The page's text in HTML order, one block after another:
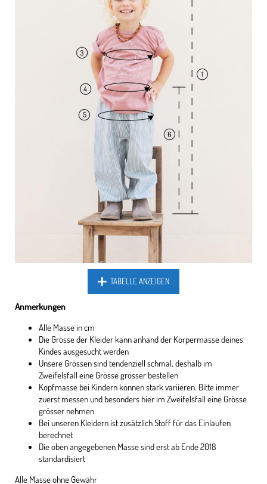
TABELLE ANZEIGEN
Anmerkungen
Alle Masse in cm
Die Grösse der Kleider kann anhand der Körpermasse deines
Kindes ausgesucht werden
Unsere Grössen sind tendenziell schmal, deshalb im
Zweifelsfall eine Grösse grösser bestellen
Kopfmasse bei Kindern können stark variieren. Bitte immer
zuerst messen und besonders hier im Zweifelsfall eine Grösse
grösser nehmen
Bei unseren Kleidern ist zusätzlich Stoff für das Einlaufen
berechnet
Die oben angegebenen Masse sind erst ab Ende 2018
standardisiert
Alle Masse ohne Gewähr